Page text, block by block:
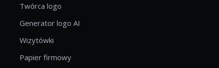
Twórca logo
Generator logo AI
Wizytówki
Papier firmowy